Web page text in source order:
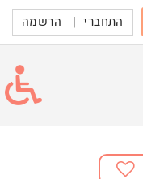
התחברי | הרשמה